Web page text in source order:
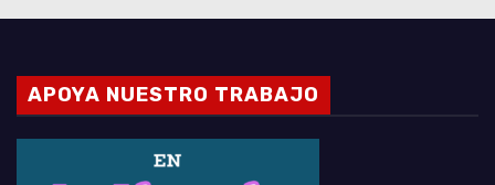
APOYA NUESTRO TRABAJO